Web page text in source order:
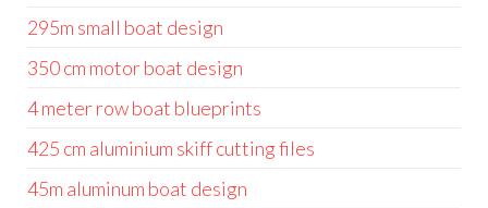
295m small boat design
350 cm motor boat design
4 meter row boat blueprints
425 cm aluminium skiff cutting files
45m aluminum boat design